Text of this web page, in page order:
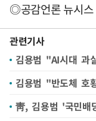
◎공감언론 뉴시스
관련기사